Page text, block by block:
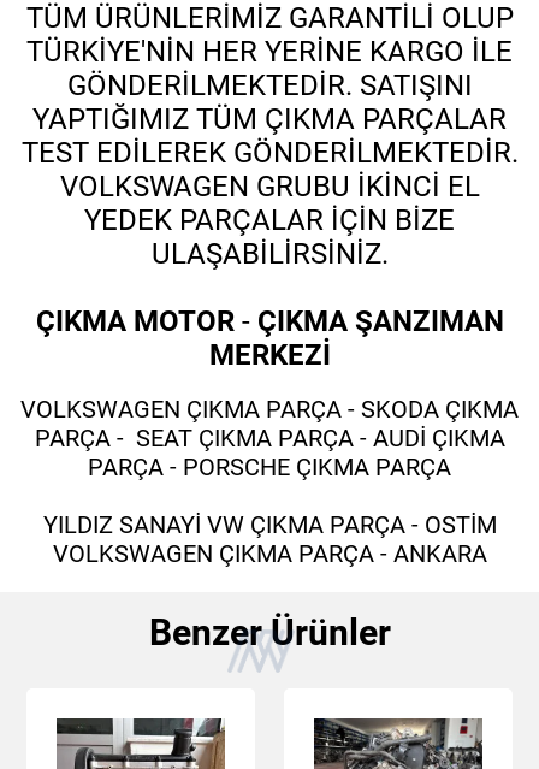
TÜM ÜRÜNLERİMİZ GARANTİLİ OLUP
TÜRKİYE'NİN HER YERİNE KARGO İLE
GÖNDERİLMEKTEDİR. SATIŞINI
YAPTIĞIMIZ TÜM ÇIKMA PARÇALAR
TEST EDİLEREK GÖNDERİLMEKTEDİR.
VOLKSWAGEN GRUBU İKİNCİ EL
YEDEK PARÇALAR İÇİN BİZE
ULAŞABİLİRSİNİZ.
ÇIKMA MOTOR- ÇIKMA ŞANZIMAN
MERKEZİ
VOLKSWAGEN ÇIKMA PARÇA - SKODA ÇIKMA
PARÇA - SEAT ÇIKMA PARÇA - AUDİ ÇIKMA
PARÇA - PORSCHE ÇIKMA PARÇA
YILDIZ SANAYİ VW ÇIKMA PARÇA - OSTİM
VOLKSWAGEN ÇIKMA PARÇA - ANKARA
Benzer Ürünler